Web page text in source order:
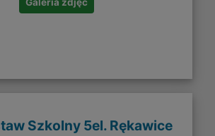
Szkolny 5el. Rękawice